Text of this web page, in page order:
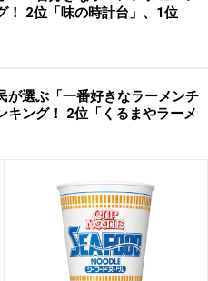
！ 2位「味の時計台」、1位
が選ぶ「一番好きなラーメンチ
キング！ 2位「くるまやラーメ